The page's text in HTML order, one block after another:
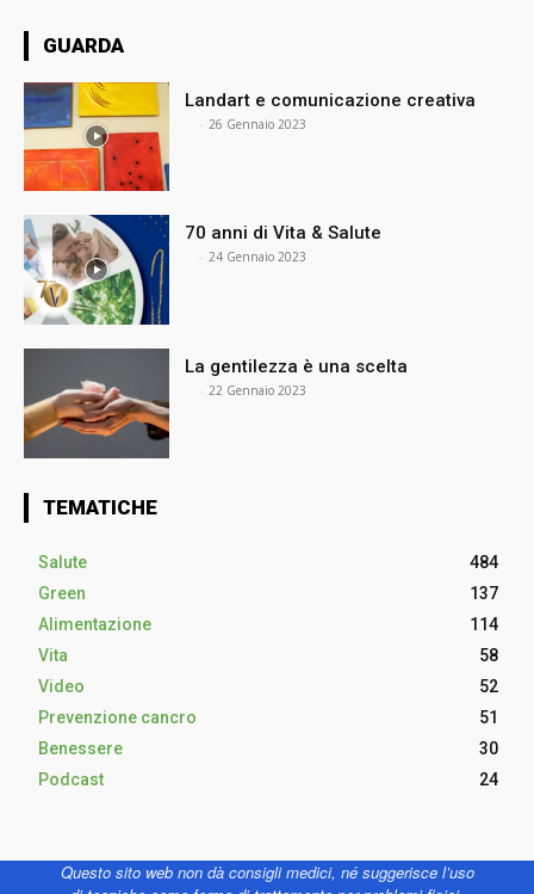
GUARDA
Landart e comunicazione creativa
- 26 Gennaio 2023
70 anni di Vita & Salute
- 24 Gennaio 2023
La gentilezza è una scelta
- 22 Gennaio 2023
TEMATICHE
Salute
484
Green
137
Alimentazione
114
Vita
58
Video
52
Prevenzione cancro
51
Benessere
30
Podcast
24
Questo sito web non dà consigli medici, né suggerisce l’uso